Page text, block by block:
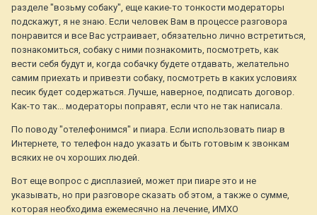
разделе "возьму собаку", еще какие-то тонкости модераторы
подскажут, я не знаю. Если человек Вам в процессе разговора
понравится и все Вас устраивает, обязательно лично встретиться,
познакомиться, собаку с ними познакомить, посмотреть, как
вести себя будут и, когда собачку будете отдавать, желательно
самим приехать и привезти собаку, посмотреть в каких условиях
песик будет содержаться. Лучше, наверное, подписать договор.
Как-то так... модераторы поправят, если что не так написала.
По поводу "отелефонимся" и пиара. Если использовать пиар в
Интернете, то телефон надо указать и быть готовым к звонкам
всяких не оч хороших людей.
Вот еще вопрос с дисплазией, может при пиаре это и не
указывать, но при разговоре сказать об этом, а также о сумме,
которая необходима ежемесячно на лечение, ИМХО